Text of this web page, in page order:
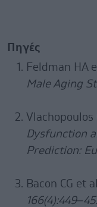
Πηγές
Feldman HA
Male Aging
Vlachopoulos
Dysfunction
Prediction:
Bacon CG et